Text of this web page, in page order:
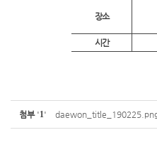
장소
시간
첨부 '1'